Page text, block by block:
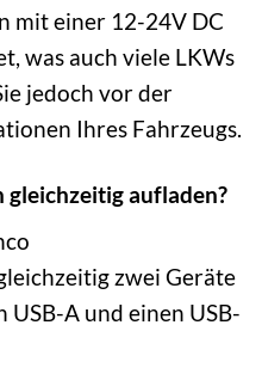
mit einer 12-24V DC
was auch viele LKWs
jedoch vor der
Ihres Fahrzeugs.
gleichzeitig aufladen?
zwei Geräte
USB-A und einen USB-